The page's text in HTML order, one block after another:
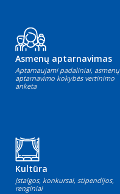
Asmenų aptarnavimas
Aptarnaujami padaliniai, asmenų
aptarnavimo kokybės vertinimo
anketa
Kultūra
Įstaigos, konkursai, stipendijos,
renginiai